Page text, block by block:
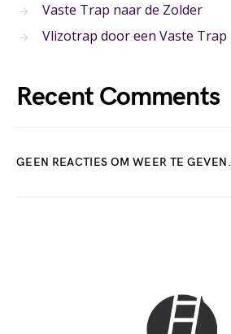
Vaste Trap naar de Zolder
Vlizotrap door een Vaste Trap
Recent Comments
GEEN REACTIES OM WEER TE GEVEN.